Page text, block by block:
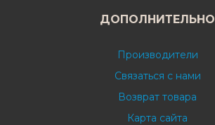
ДОПОЛНИТЕЛЬНО
Производители
Связаться с нами
Возврат товара
Карта сайта